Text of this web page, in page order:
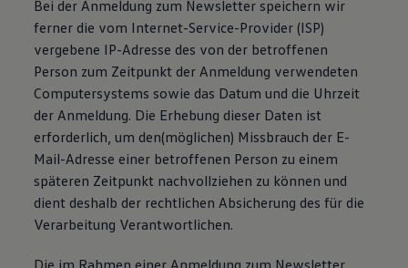
Bei der Anmeldung zum Newsletter speichern wir
ferner die vom Internet-Service-Provider (ISP)
vergebene IP-Adresse des von der betroffenen
Person zum Zeitpunkt der Anmeldung verwendeten
Computersystems sowie das Datum und die Uhrzeit
der Anmeldung. Die Erhebung dieser Daten ist
erforderlich, um den(möglichen) Missbrauch der E-
Mail-Adresse einer betroffenen Person zu einem
späteren Zeitpunkt nachvollziehen zu können und
dient deshalb der rechtlichen Absicherung des für die
Verarbeitung Verantwortlichen.
Die im Rahmen einer Anmeldung zum Newsletter